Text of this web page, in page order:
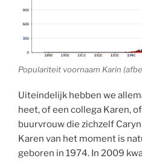
Populariteit voornaam Karin
Uiteindelijk hebben we
heet, of een collega Karen,
buurvrouw die zichzelf
Karen van het moment is
geboren in 1974. In 2009